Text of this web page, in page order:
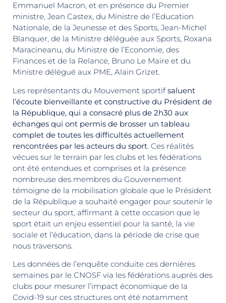
Emmanuel Macron, et en présence du Premier
ministre, Jean Castex, du Ministre de l’Education
Nationale, de la Jeunesse et des Sports, Jean-Michel
Blanquer, de la Ministre déléguée aux Sports, Roxana
Maracineanu, du Ministre de l’Economie, des
Finances et de la Relance, Bruno Le Maire et du
Ministre délégué aux PME, Alain Grizet.
Les représentants du Mouvement sportifsaluent
l’écoute bienveillante et constructive du Président de
la République, qui a consacré plus de 2h30 aux
échanges qui ont permis de brosser un tableau
complet de toutes les difficultés actuellement
rencontrées par les acteurs du sport. Ces réalités
vécues sur le terrain par les clubs et les fédérations
ont été entendues et comprises et la présence
nombreuse des membres du Gouvernement
témoigne de la mobilisation globale que le Président
de la République a souhaité engager pour soutenir le
secteur du sport, affirmant à cette occasion que le
sport était un enjeu essentiel pour la santé, la vie
sociale et l’éducation, dans la période de crise que
nous traversons.
Les données de l’enquête conduite ces dernières
semaines par le CNOSF via les fédérations auprès des
clubs pour mesurer l’impact économique de la
Covid-19 sur ces structures ont été notamment